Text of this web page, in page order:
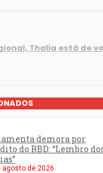
Thalia está de
demora por
do RBD: “Lembro
agosto de 2026